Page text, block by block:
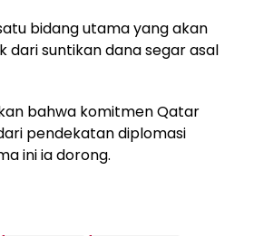
bidang utama yang akan
dari suntikan dana segar asal
bahwa komitmen Qatar
pendekatan diplomasi
ini ia dorong.